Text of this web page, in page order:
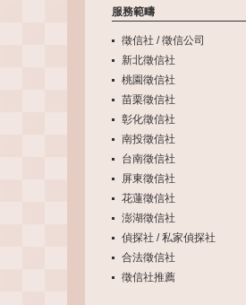
服務範疇
徵信社 / 徵信公司
新北徵信社
桃園徵信社
苗栗徵信社
彰化徵信社
南投徵信社
台南徵信社
屏東徵信社
花蓮徵信社
澎湖徵信社
偵探社 / 私家偵探社
合法徵信社
徵信社推薦